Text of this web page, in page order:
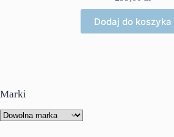
Dodaj do koszyka
Marki